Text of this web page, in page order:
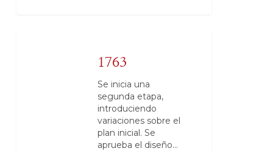
1763
Se inicia una
segunda etapa,
introduciendo
variaciones sobre el
plan inicial. Se
aprueba el diseño…